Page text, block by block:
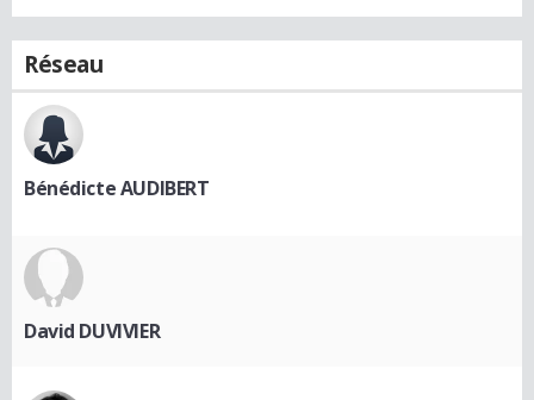
Réseau
Bénédicte AUDIBERT
David DUVIVIER